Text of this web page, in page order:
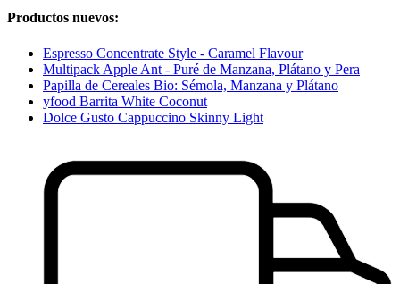
Productos nuevos:
Espresso Concentrate Style - Caramel Flavour
Multipack Apple Ant - Puré de Manzana, Plátano y Pera
Papilla de Cereales Bio: Sémola, Manzana y Plátano
yfood Barrita White Coconut
Dolce Gusto Cappuccino Skinny Light